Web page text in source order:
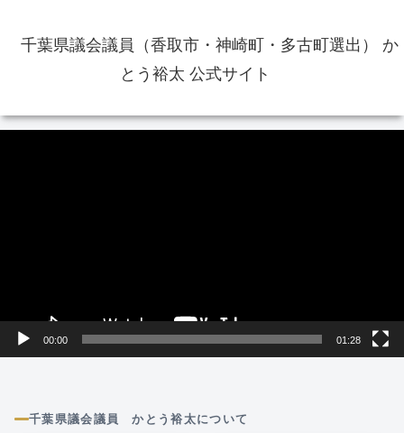
千葉県議会議員（香取市・神崎町・多古町選出） か
とう裕太 公式サイト
00:00 01:28
千葉県議会議員 かとう裕太について